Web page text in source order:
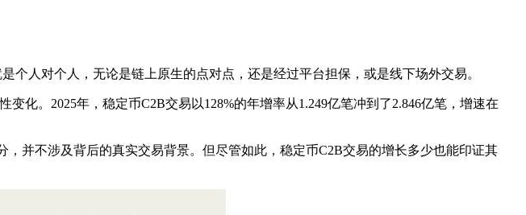
个人对个人，无论是链上原生的点对点，还是经过平台担保，或是线下场外交易。
化。2025年，稳定币C2B交易以128%的年增率从1.249亿笔冲到了2.846亿笔，增速在
并不涉及背后的真实交易背景。但尽管如此，稳定币C2B交易的增长多少也能印证其